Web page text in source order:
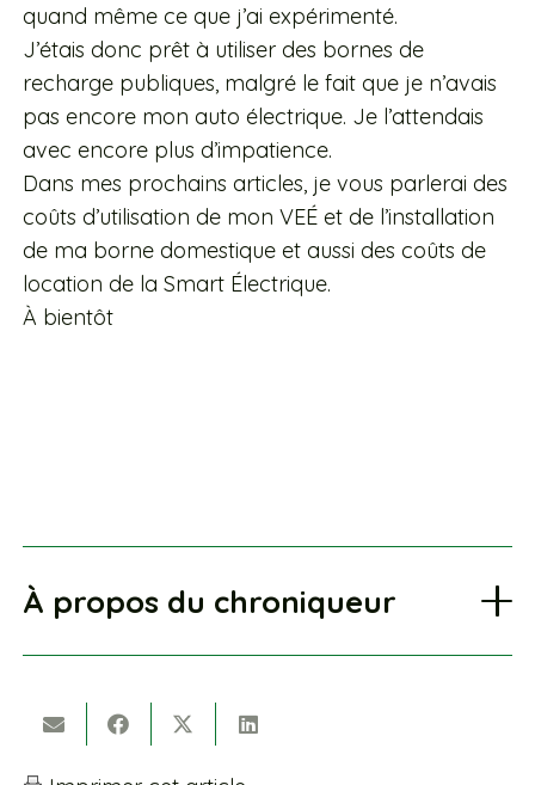
quand même ce que j’ai expérimenté.
J’étais donc prêt à utiliser des bornes de
recharge publiques, malgré le fait que je n’avais
pas encore mon auto électrique. Je l’attendais
avec encore plus d’impatience.
Dans mes prochains articles, je vous parlerai des
coûts d’utilisation de mon VEÉ et de l’installation
de ma borne domestique et aussi des coûts de
location de la Smart Électrique.
À bientôt
À propos du chroniqueur